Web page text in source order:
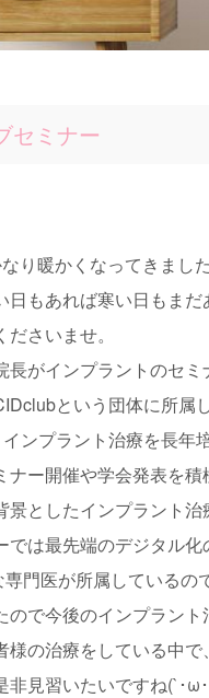
セミナー
り暖かくなってきまし
日もあれば寒い日もまだ
さいませ。
長がインプラントのセミ
という団体に所属
ンプラント治療を長年
ナー開催や学会発表を積
景としたインプラント治
では最先端のデジタル化
門医が所属しているの
ので今後のインプラン
様の治療をしている中
非見習いたいですね(`･ω･